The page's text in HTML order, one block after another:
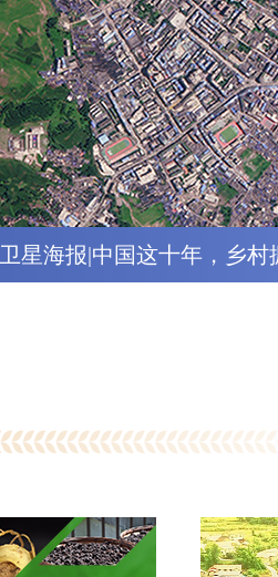
卫星海报|中国这十年，乡